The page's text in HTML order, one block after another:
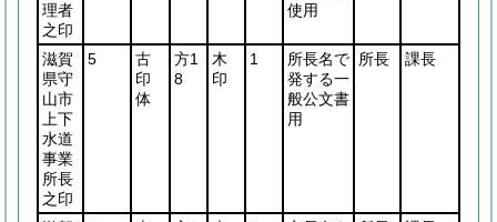
理者
之印
使用
滋賀
県守
山市
上下
水道
事業
所長
之印
5
古
印
体
方1
8
木
印
1
所長名で
発する一
般公文書
用
所長 課長